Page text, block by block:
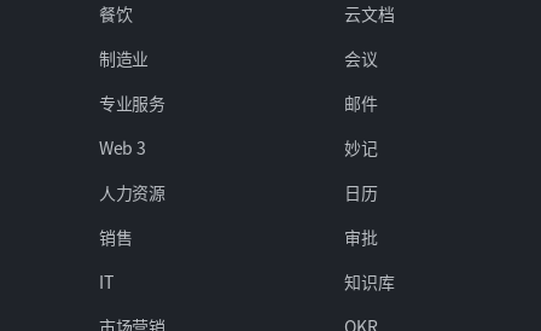
餐饮
制造业
专业服务
Web 3
人力资源
销售
IT
市场营销
云文档
会议
邮件
妙记
日历
审批
知识库
OKR